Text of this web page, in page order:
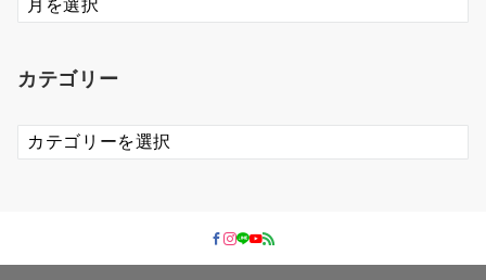
ー
ブ
カテゴリー
カ
テ